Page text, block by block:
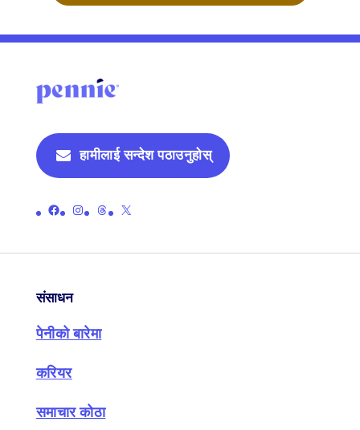
हामीलाई सन्देश पठाउनुहोस्
पेनीको आधिकारिक फेसबुक पेजको लिङ्क गर्नुहोस्पेनीको आधिकारिक इन्स्टाग्राम पृष्ठको लिङ्क गर्नुहोस्पेनीको आधिकारिक थ्रेड पृष्ठमा लिङ्क गर्नुहोस्पेनीको आधिकारिक एक्स (पहिले ट्विटर) पृष्ठमा लिङ्क गर्नुहोस्
संसाधन
पेनीको बारेमा
करियर
समाचार कोठा